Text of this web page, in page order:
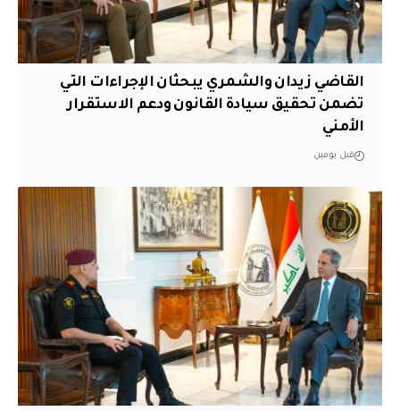
القاضي زيدان والشمري يبحثان الإجراءات التي
تضمن تحقيق سيادة القانون ودعم الاستقرار
الأمني
قبل يومين